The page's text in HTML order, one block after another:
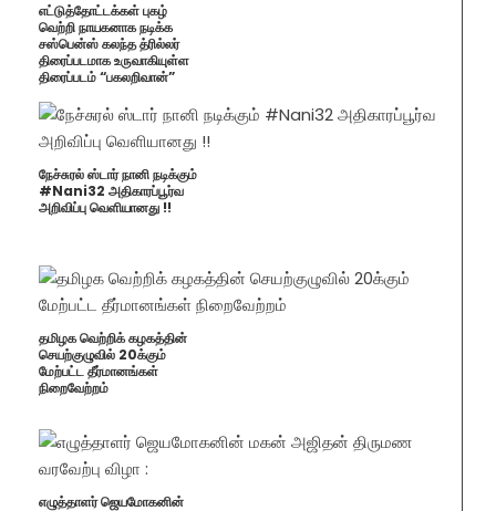
எட்டுத்தோட்டக்கள் புகழ்
வெற்றி நாயகனாக நடிக்க
சஸ்பென்ஸ் கலந்த த்ரில்லர்
திரைப்படமாக உருவாகியுள்ள
திரைப்படம் “பகலறிவான்”
நேச்சுரல் ஸ்டார் நானி நடிக்கும்
#Nani32 அதிகாரப்பூர்வ
அறிவிப்பு வெளியானது !!
தமிழக வெற்றிக் கழகத்தின்
செயற்குழுவில் 20க்கும்
மேற்பட்ட தீர்மானங்கள்
நிறைவேற்றம்
எழுத்தாளர் ஜெயமோகனின்